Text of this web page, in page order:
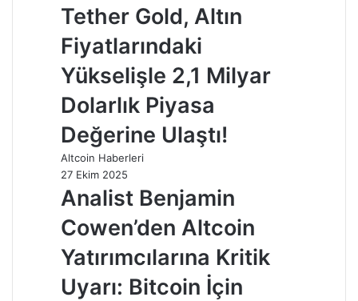
Tether Gold, Altın
Fiyatlarındaki
Yükselişle 2,1 Milyar
Dolarlık Piyasa
Değerine Ulaştı!
Altcoin Haberleri
27 Ekim 2025
Analist Benjamin
Cowen’den Altcoin
Yatırımcılarına Kritik
Uyarı: Bitcoin İçin